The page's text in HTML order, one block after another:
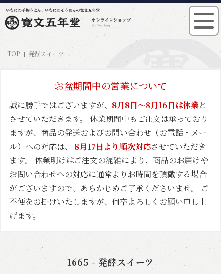
TOP 発酵スイーツ
お盆期間中の営業について
誠に勝手ではございますが、 8月8日～8月16日は休業と
させていただきます。 休業期間中もご注文は承っており
ますが、商品の発送およびお問い合わせ（お電話・メー
ル）への対応は、 8月17日より順次対応させていただき
ます。 休業明けはご注文の混雑により、商品のお届けや
お問い合わせへの対応に通常よりお時間を頂戴する場合
がございますので、あらかじめご了承くださいませ。 ご
不便をお掛けいたしますが、何卒よろしくお願い申し上
げます。
1665 - 発酵スイーツ